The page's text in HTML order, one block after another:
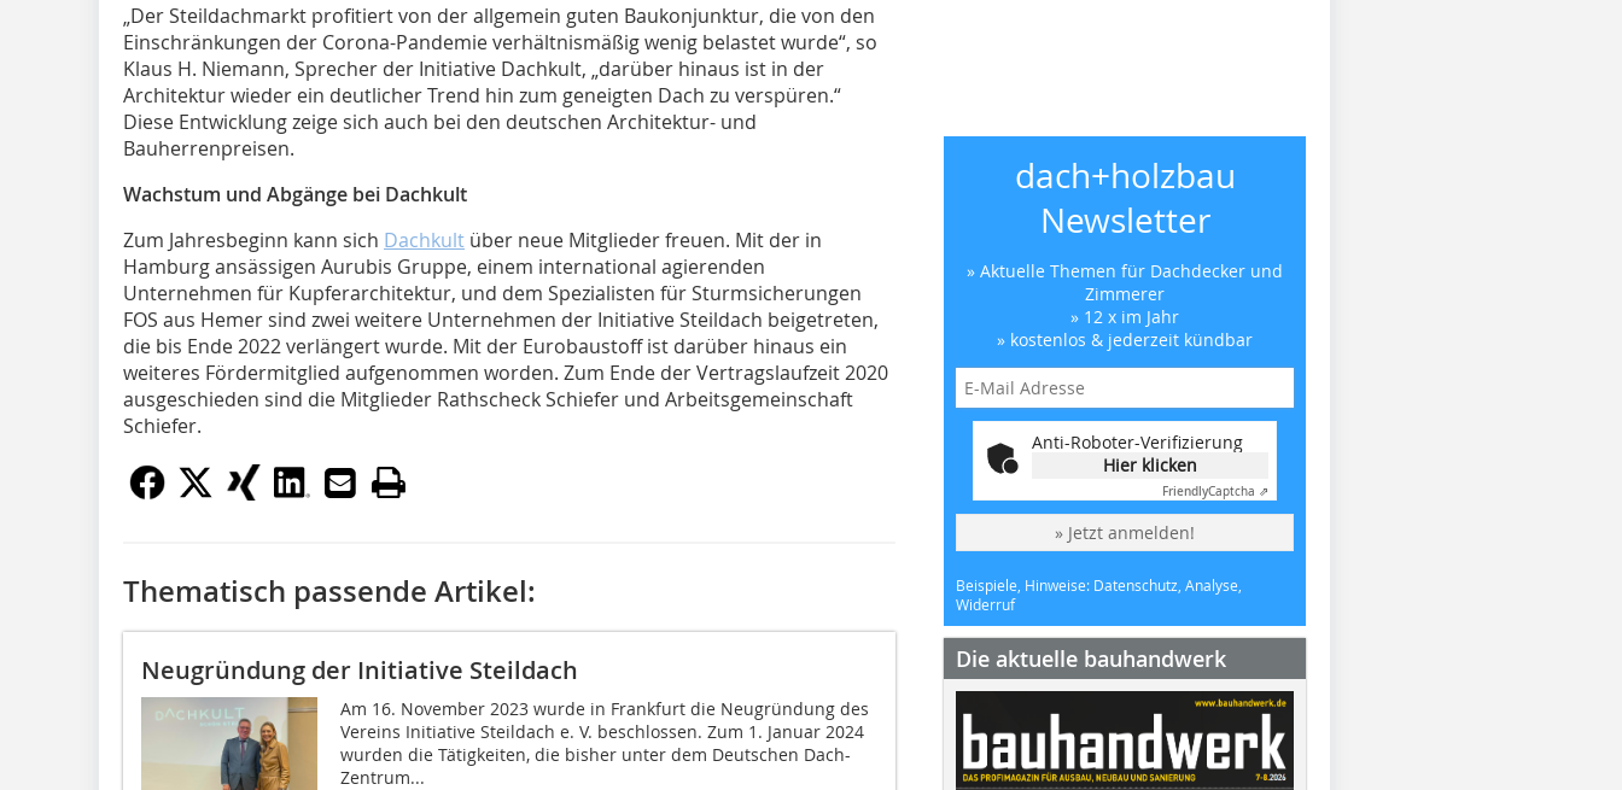
„Der Steildachmarkt profitiert von der allgemein guten Baukonjunktur, die von den
Einschränkungen der Corona-Pandemie verhältnismäßig wenig belastet wurde“, so
Klaus H. Niemann, Sprecher der Initiative Dachkult, „darüber hinaus ist in der
Architektur wieder ein deutlicher Trend hin zum geneigten Dach zu verspüren.“
Diese Entwicklung zeige sich auch bei den deutschen Architektur- und
Bauherrenpreisen.
Wachstum und Abgänge bei Dachkult
Zum Jahresbeginn kann sich Dachkult über neue Mitglieder freuen. Mit der in
Hamburg ansässigen Aurubis Gruppe, einem international agierenden
Unternehmen für Kupferarchitektur, und dem Spezialisten für Sturmsicherungen
FOS aus Hemer sind zwei weitere Unternehmen der Initiative Steildach beigetreten,
die bis Ende 2022 verlängert wurde. Mit der Eurobaustoff ist darüber hinaus ein
weiteres Fördermitglied aufgenommen worden. Zum Ende der Vertragslaufzeit 2020
ausgeschieden sind die Mitglieder Rathscheck Schiefer und Arbeitsgemeinschaft
Schiefer.
Thematisch passende Artikel:
Neugründung der Initiative Steildach
Am 16. November 2023 wurde in Frankfurt die Neugründung des
Vereins Initiative Steildach e. V. beschlossen. Zum 1. Januar 2024
wurden die Tätigkeiten, die bisher unter dem Deutschen Dach-
Zentrum...
dach+holzbau
Newsletter
» Aktuelle Themen für Dachdecker und
Zimmerer
» 12 x im Jahr
» kostenlos & jederzeit kündbar
Anti-Roboter-Verifizierung
Hier klicken
FriendlyCaptcha ⇗
» Jetzt anmelden!
Beispiele, Hinweise: Datenschutz, Analyse,
Widerruf
Die aktuelle bauhandwerk